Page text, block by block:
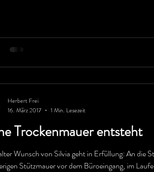
Trockenmauer entsteht
Wunsch von Silvia geht in Erfüllung: An die
Stützmauer vor dem Büroeingang, im
Herbert Frei
16. März 2017
1 Min. Lesezeit